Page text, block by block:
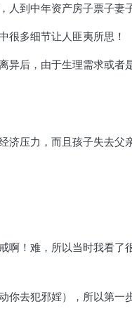
人到中年资产房子票子妻
很多细节让人匪夷所思！
后，由于生理需求或者
济压力，而且孩子失去父
啊！难，所以当时我看了
你去犯邪婬），所以第一